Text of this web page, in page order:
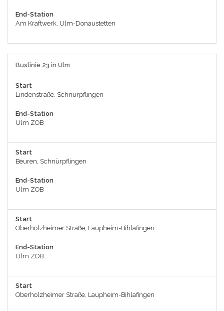
End-Station
Am Kraftwerk, Ulm-Donaustetten
Buslinie 23 in Ulm
Start
Lindenstraße, Schnürpflingen
End-Station
Ulm ZOB
Start
Beuren, Schnürpflingen
End-Station
Ulm ZOB
Start
Oberholzheimer Straße, Laupheim-Bihlafingen
End-Station
Ulm ZOB
Start
Oberholzheimer Straße, Laupheim-Bihlafingen